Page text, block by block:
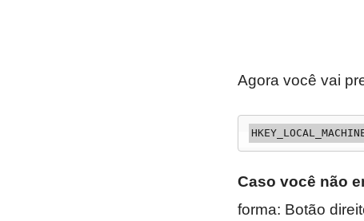
Agora você vai
Caso você não
forma: Botão